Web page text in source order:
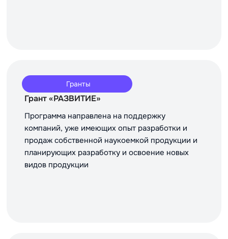
Гранты
Грант «РАЗВИТИЕ»
Программа направлена на поддержку
компаний, уже имеющих опыт разработки и
продаж собственной наукоемкой продукции и
планирующих разработку и освоение новых
видов продукции